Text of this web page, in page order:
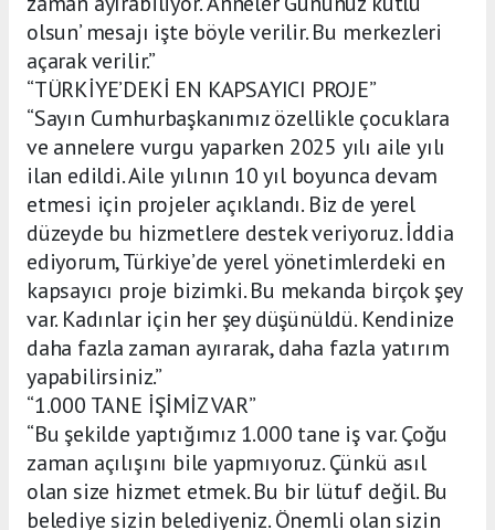
olsun’ mesajı işte böyle verilir. Bu merkezleri
açarak verilir.”
“TÜRKİYE’DEKİ EN KAPSAYICI PROJE”
“Sayın Cumhurbaşkanımız özellikle çocuklara
ve annelere vurgu yaparken 2025 yılı aile yılı
ilan edildi. Aile yılının 10 yıl boyunca devam
etmesi için projeler açıklandı. Biz de yerel
düzeyde bu hizmetlere destek veriyoruz. İddia
ediyorum, Türkiye’de yerel yönetimlerdeki en
kapsayıcı proje bizimki. Bu mekanda birçok şey
var. Kadınlar için her şey düşünüldü. Kendinize
daha fazla zaman ayırarak, daha fazla yatırım
yapabilirsiniz.”
“1.000 TANE İŞİMİZ VAR”
“Bu şekilde yaptığımız 1.000 tane iş var. Çoğu
zaman açılışını bile yapmıyoruz. Çünkü asıl
olan size hizmet etmek. Bu bir lütuf değil. Bu
belediye sizin belediyeniz. Önemli olan sizin